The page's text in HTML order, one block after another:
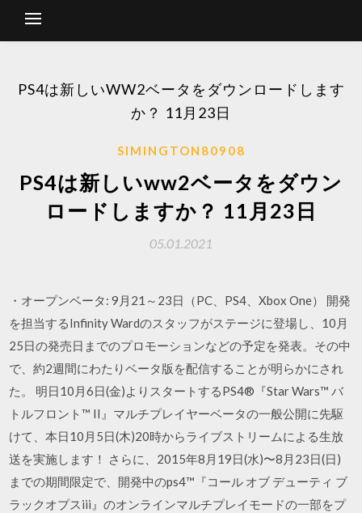
PS4は新しいWW2ベータをダウンロードします
か？ 11月23日
SIMINGTON80908
PS4は新しいww2ベータをダウン
ロードしますか？ 11月23日
05.01.2021
・オープンベータ: 9月21～23日（PC、PS4、Xbox One） 開発
を担当するInfinity Wardのスタッフがステージに登場し、10月
25日の発売日までのプロモーションなどの予定を発表。その中
で、約2週間にわたりベータ版を配信することが明らかにされ
た。 明日10月6日(金)よりスタートするPS4®『Star Wars™ バ
トルフロント™ II』マルチプレイヤーベータの一般公開に先駆
けて、本日10月5日(木)20時からライブストリームによる生放
送を実施します！ さらに、2015年8月19日(水)〜8月23日(日)
までの期間限定で、開発中のps4™『コール オブ デューティ ブ
ラックオプスiii』のオンラインマルチプレイモードの一部をプ